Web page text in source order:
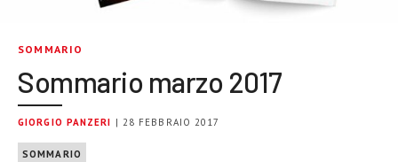
SOMMARIO
Sommario marzo 2017
GIORGIO PANZERI | 28 FEBBRAIO 2017
SOMMARIO